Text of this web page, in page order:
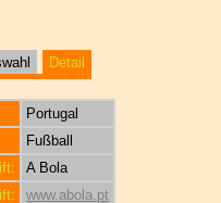
Detail
Portugal
Fußball
A Bola
www.abola.pt